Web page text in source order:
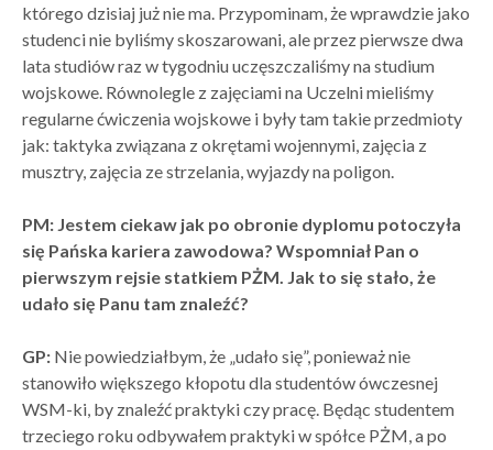
którego dzisiaj już nie ma. Przypominam, że wprawdzie jako
studenci nie byliśmy skoszarowani, ale przez pierwsze dwa
lata studiów raz w tygodniu uczęszczaliśmy na studium
wojskowe. Równolegle z zajęciami na Uczelni mieliśmy
regularne ćwiczenia wojskowe i były tam takie przedmioty
jak: taktyka związana z okrętami wojennymi, zajęcia z
musztry, zajęcia ze strzelania, wyjazdy na poligon.
PM: Jestem ciekaw jak po obronie dyplomu potoczyła
się Pańska kariera zawodowa? Wspomniał Pan o
pierwszym rejsie statkiem PŻM. Jak to się stało, że
udało się Panu tam znaleźć?
GP: Nie powiedziałbym, że „udało się”, ponieważ nie
stanowiło większego kłopotu dla studentów ówczesnej
WSM-ki, by znaleźć praktyki czy pracę. Będąc studentem
trzeciego roku odbywałem praktyki w spółce PŻM, a po